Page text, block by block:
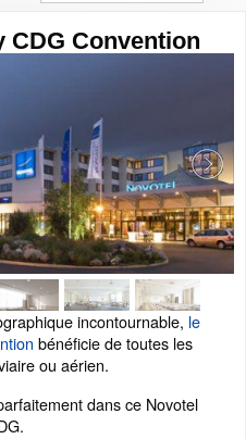
CDG Convention
incontournable, le
bénéficie de toutes les
ou aérien.
dans ce Novotel